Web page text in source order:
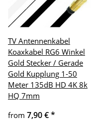
TV Antennenkabel
Koaxkabel RG6 Winkel
Gold Stecker / Gerade
Gold Kupplung 1-50
Meter 135dB HD 4K 8k
HQ 7mm
from 7,90 €*